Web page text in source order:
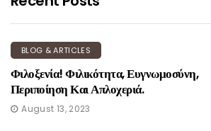
BLOG & ARTICLES
Φιλοξενία! Φιλικότητα, Ευγνωμοσύνη,
Περιποίηση Και Απλοχεριά.
August 13, 2023